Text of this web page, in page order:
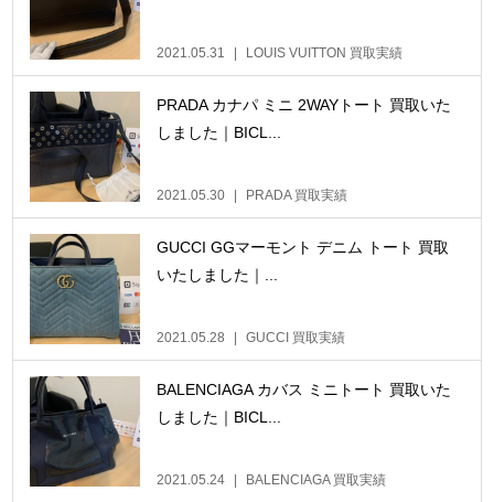
2021.05.31 LOUIS VUITTON 買取実績
PRADA カナパ ミニ 2WAYトート 買取いた
しました｜BICL...
2021.05.30 PRADA 買取実績
GUCCI GGマーモント デニム トート 買取
いたしました｜...
2021.05.28 GUCCI 買取実績
BALENCIAGA カバス ミニトート 買取いた
しました｜BICL...
2021.05.24 BALENCIAGA 買取実績